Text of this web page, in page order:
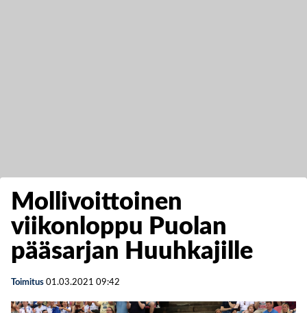
Mollivoittoinen
viikonloppu Puolan
pääsarjan Huuhkajille
Toimitus 01.03.2021 09:42